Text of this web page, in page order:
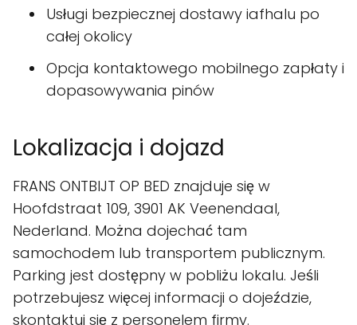
Usługi bezpiecznej dostawy iafhalu po
całej okolicy
Opcja kontaktowego mobilnego zapłaty i
dopasowywania pinów
Lokalizacja i dojazd
FRANS ONTBIJT OP BED znajduje się w
Hoofdstraat 109, 3901 AK Veenendaal,
Nederland. Można dojechać tam
samochodem lub transportem publicznym.
Parking jest dostępny w pobliżu lokalu. Jeśli
potrzebujesz więcej informacji o dojeździe,
skontaktuj się z personelem firmy.